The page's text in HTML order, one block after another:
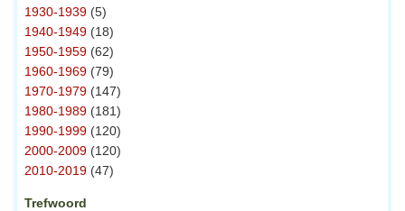
1930-1939 (5)
1940-1949 (18)
1950-1959 (62)
1960-1969 (79)
1970-1979 (147)
1980-1989 (181)
1990-1999 (120)
2000-2009 (120)
2010-2019 (47)
Trefwoord